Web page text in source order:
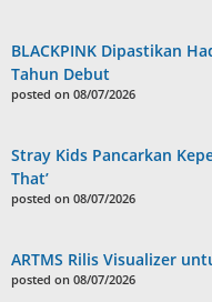
BLACKPINK Dipastikan
Tahun Debut
posted on 08/07/2026
Stray Kids Pancarkan
That’
posted on 08/07/2026
ARTMS Rilis Visualizer
posted on 08/07/2026